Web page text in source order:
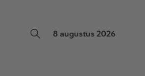
8 augustus 2026